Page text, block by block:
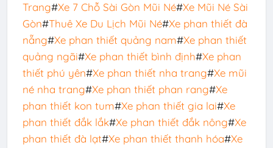
Trang#Xe 7 Chỗ Sài Gòn Mũi Né#Xe Mũi Né Sài
Gòn#Thuê Xe Du Lịch Mũi Né#Xe phan thiết đà
nẵng#Xe phan thiết quảng nam#Xe phan thiết
quảng ngãi#Xe phan thiết bình định#Xe phan
thiết phú yên#Xe phan thiết nha trang#Xe mũi
né nha trang#Xe phan thiết phan rang#Xe
phan thiết kon tum#Xe phan thiết gia lai#Xe
phan thiết đắk lắk#Xe phan thiết đắk nông#Xe
phan thiết đà lạt#Xe phan thiết thanh hóa#Xe